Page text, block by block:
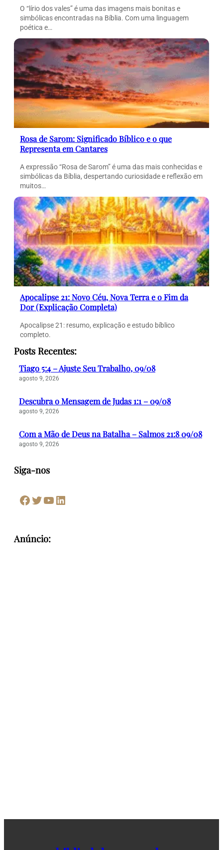
O “lírio dos vales” é uma das imagens mais bonitas e
simbólicas encontradas na Bíblia. Com uma linguagem
poética e…
Rosa de Sarom: Significado Bíblico e o que
Representa em Cantares
A expressão “Rosa de Sarom” é uma das mais conhecidas e
simbólicas da Bíblia, despertando curiosidade e reflexão em
muitos…
Apocalipse 21: Novo Céu, Nova Terra e o Fim da
Dor (Explicação Completa)
Apocalipse 21: resumo, explicação e estudo bíblico
completo.
Posts Recentes:
Tiago 5:4 – Ajuste Seu Trabalho, 09/08
agosto 9, 2026
Descubra o Mensagem de Judas 1:1 – 09/08
agosto 9, 2026
Com a Mão de Deus na Batalha – Salmos 21:8 09/08
agosto 9, 2026
Siga-nos
Facebook Twitter Youtube LinkedIn
Anúncio: